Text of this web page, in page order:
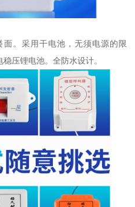
。采用干电池，无须电源的限
压锂电池。全防水设计。